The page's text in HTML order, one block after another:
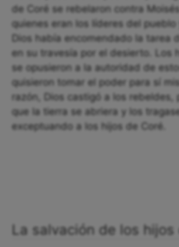
de Coré se rebelaron contra
quienes eran los líderes del pueblo
Dios había encomendado la tarea
en su travesía por el desierto. Los
se opusieron a la autoridad de
quisieron tomar el poder para sí
razón, Dios castigó a los rebeldes,
que la tierra se abriera y los
exceptuando a los hijos de Coré.
La salvación de los hijos